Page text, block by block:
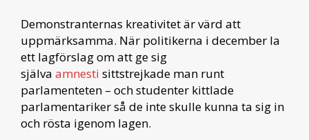
Demonstranternas kreativitet är värd att
uppmärksamma. När politikerna i december la
ett lagförslag om att ge sig
själva amnesti sittstrejkade man runt
parlamenteten – och studenter kittlade
parlamentariker så de inte skulle kunna ta sig in
och rösta igenom lagen.